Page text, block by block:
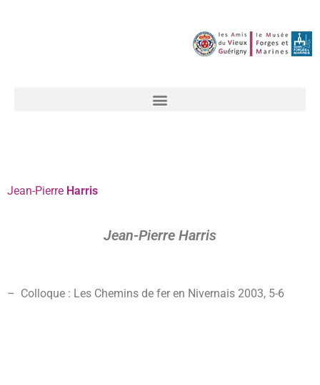
Jean-Pierre Harris
Jean-Pierre Harris
– Colloque : Les Chemins de fer en Nivernais 2003, 5-6